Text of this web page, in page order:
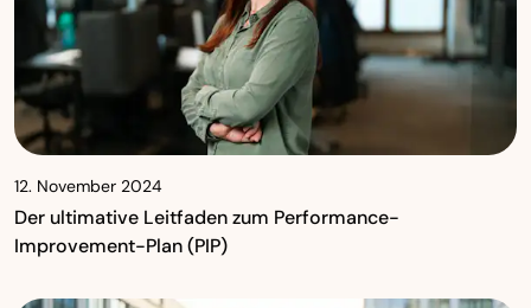
12. November 2024
Der ultimative Leitfaden zum Performance-
Improvement-Plan (PIP)